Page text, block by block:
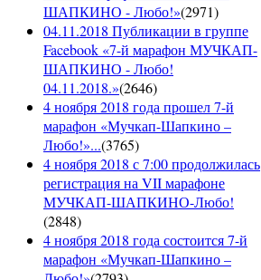
ШАПКИНО - Любо!»(2971)
04.11.2018 Публикации в группе
Facebook «7-й марафон МУЧКАП-
ШАПКИНО - Любо!
04.11.2018.»(2646)
4 ноября 2018 года прошел 7-й
марафон «Мучкап-Шапкино –
Любо!»...(3765)
4 ноября 2018 с 7:00 продолжилась
регистрация на VII марафоне
МУЧКАП-ШАПКИНО-Любо!
(2848)
4 ноября 2018 года состоится 7-й
марафон «Мучкап-Шапкино –